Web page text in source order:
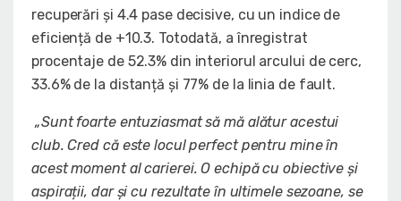
recuperări și 4.4 pase decisive, cu un indice de
eficiență de +10.3. Totodată, a înregistrat
procentaje de 52.3% din interiorul arcului de cerc,
33.6% de la distanță și 77% de la linia de fault.
„Sunt foarte entuziasmat să mă alătur acestui
club. Cred că este locul perfect pentru mine în
acest moment al carierei. O echipă cu obiective și
aspirații, dar și cu rezultate în ultimele sezoane, se